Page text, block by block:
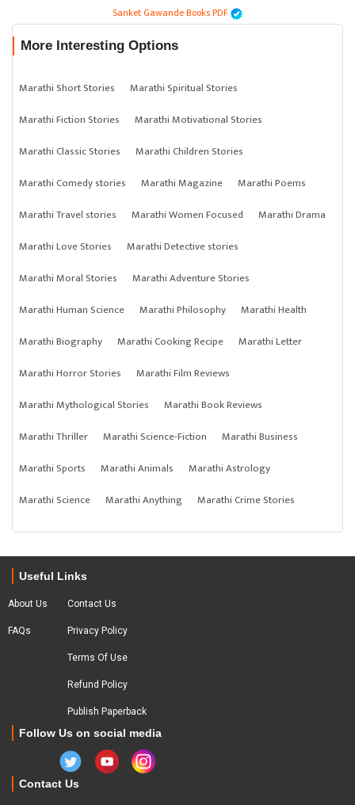
Sanket Gawande Books PDF
More Interesting Options
Marathi Short Stories
Marathi Spiritual Stories
Marathi Fiction Stories
Marathi Motivational Stories
Marathi Classic Stories
Marathi Children Stories
Marathi Comedy stories
Marathi Magazine
Marathi Poems
Marathi Travel stories
Marathi Women Focused
Marathi Drama
Marathi Love Stories
Marathi Detective stories
Marathi Moral Stories
Marathi Adventure Stories
Marathi Human Science
Marathi Philosophy
Marathi Health
Marathi Biography
Marathi Cooking Recipe
Marathi Letter
Marathi Horror Stories
Marathi Film Reviews
Marathi Mythological Stories
Marathi Book Reviews
Marathi Thriller
Marathi Science-Fiction
Marathi Business
Marathi Sports
Marathi Animals
Marathi Astrology
Marathi Science
Marathi Anything Marathi Crime Stories
Useful Links
About Us
FAQs
Contact Us
Privacy Policy
Terms Of Use
Refund Policy
Publish Paperback
Follow Us on social media
Contact Us